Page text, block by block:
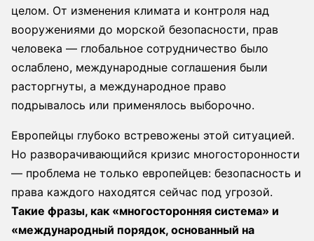
целом. От изменения климата и контроля над
вооружениями до морской безопасности, прав
человека — глобальное сотрудничество было
ослаблено, международные соглашения были
расторгнуты, а международное право
подрывалось или применялось выборочно.
Европейцы глубоко встревожены этой ситуацией.
Но разворачивающийся кризис многосторонности
— проблема не только европейцев: безопасность и
права каждого находятся сейчас под угрозой.
Такие фразы, как «многосторонняя система» и
«международный порядок, основанный на